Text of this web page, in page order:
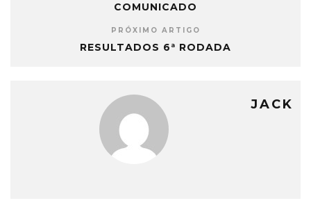
COMUNICADO
PRÓXIMO ARTIGO
RESULTADOS 6ª RODADA
JACK